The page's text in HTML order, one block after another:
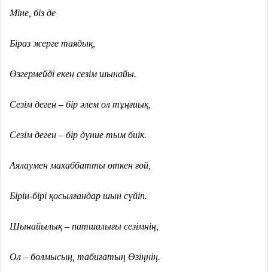
Міне, біз де
Біраз жерге таядық,
Өзгермейді екен сезім шынайы.
Сезім деген – бір әлем ол тұңғиық,
Сезім деген – бір дүние тым биік.
Аялаумен махаббатты өткен ғой,
Бірін-бірі қосылғандар шын сүйіп.
Шынайылық – патшалығы сезімнің,
Ол – болмысың, табиғатың Өзіңнің.